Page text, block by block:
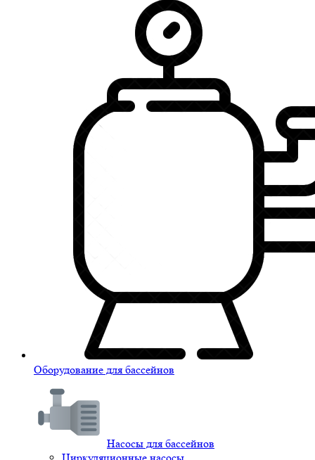
Оборудование для бассейнов
Насосы для бассейнов